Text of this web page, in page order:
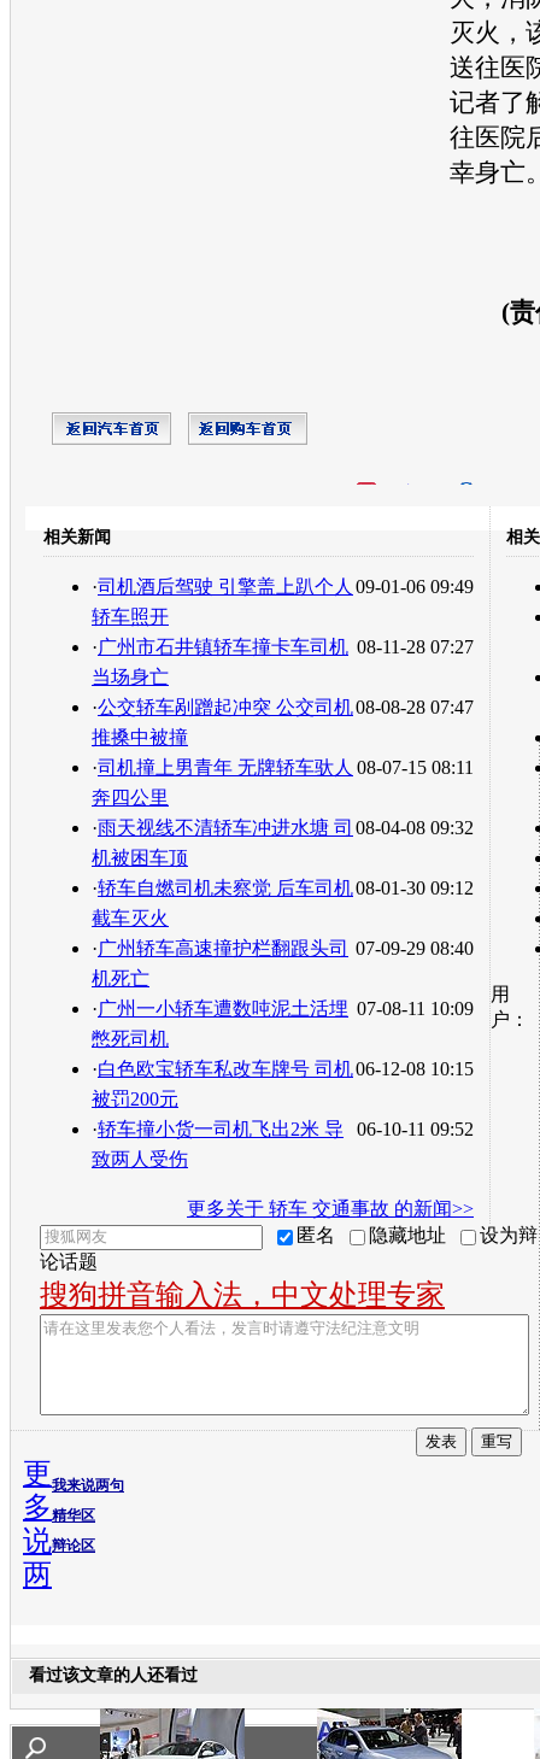
灭火，
送往医
记者了
往医院
幸身亡
(
转发至：
相关新闻
09-01-06 09:49
·司机酒后驾驶 引擎盖上趴个人
轿车照开
08-11-28 07:27
·广州市石井镇轿车撞卡车司机
当场身亡
08-08-28 07:47
·公交轿车剐蹭起冲突 公交司机
推搡中被撞
08-07-15 08:11
·司机撞上男青年 无牌轿车驮人
奔四公里
08-04-08 09:32
·雨天视线不清轿车冲进水塘 司
机被困车顶
08-01-30 09:12
·轿车自燃司机未察觉 后车司机
截车灭火
07-09-29 08:40
·广州轿车高速撞护栏翻跟头司
机死亡
07-08-11 10:09
·广州一小轿车遭数吨泥土活埋
憋死司机
06-12-08 10:15
·白色欧宝轿车私改车牌号 司机
被罚200元
06-10-11 09:52
·轿车撞小货一司机飞出2米 导
致两人受伤
更多关于 轿车 交通事故 的新闻>>
相
用
户：
匿名 隐藏地址
设为辩
论话题
搜狗拼音输入法，中文处理专家
我来说两句
精华区
辩论区
更
多
说
两
看过该文章的人还看过